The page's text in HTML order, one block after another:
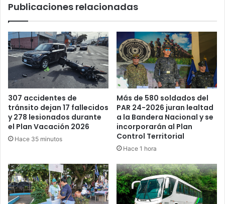
Publicaciones relacionadas
307 accidentes de
tránsito dejan 17 fallecidos
y 278 lesionados durante
el Plan Vacación 2026
Hace 35 minutos
Más de 580 soldados del
PAR 24-2026 juran lealtad
a la Bandera Nacional y se
incorporarán al Plan
Control Territorial
Hace 1 hora